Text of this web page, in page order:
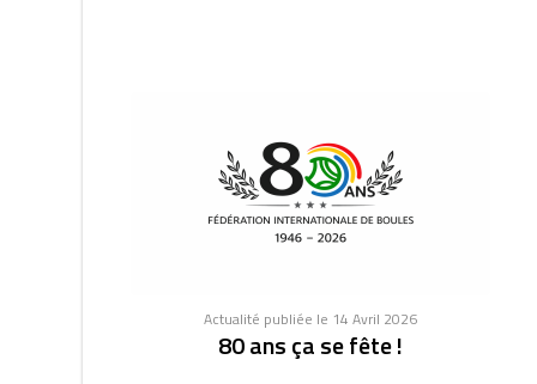
Actualité publiée le 14 Avril 2026
80 ans ça se fête !